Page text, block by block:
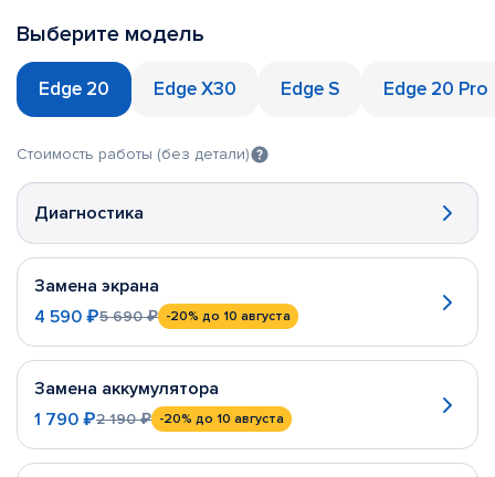
Выберите модель
Edge 20 Edge X30 Edge S Edge 20 Pro
Стоимость работы (без детали)
Диагностика
Замена экрана
4 590 ₽5 690 ₽ -20% до 10 августа
Замена аккумулятора
1 790 ₽2 190 ₽ -20% до 10 августа